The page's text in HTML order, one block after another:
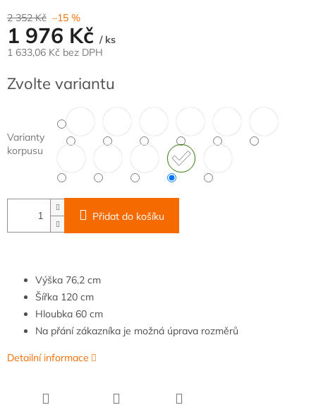
2 352 Kč –15 %
1 976 Kč / ks
1 633,06 Kč bez DPH
cena:
Zvolte variantu
Varianty
korpusu
Přidat do košíku
Výška 76,2 cm
Šířka 120 cm
Hloubka 60 cm
Na přání zákazníka je možná úprava rozměrů
Detailní informace